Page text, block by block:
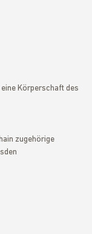
Körperschaft des
zugehörige